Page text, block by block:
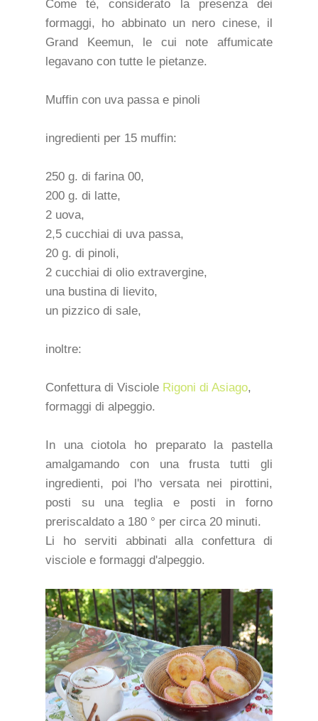
Come tè, considerato la presenza dei
formaggi, ho abbinato un nero cinese, il
Grand Keemun, le cui note affumicate
legavano con tutte le pietanze.
Muffin con uva passa e pinoli
ingredienti per 15 muffin:
250 g. di farina 00,
200 g. di latte,
2 uova,
2,5 cucchiai di uva passa,
20 g. di pinoli,
2 cucchiai di olio extravergine,
una bustina di lievito,
un pizzico di sale,
inoltre:
Confettura di Visciole Rigoni di Asiago,
formaggi di alpeggio.
In una ciotola ho preparato la pastella
amalgamando con una frusta tutti gli
ingredienti, poi l'ho versata nei pirottini,
posti su una teglia e posti in forno
preriscaldato a 180 ° per circa 20 minuti.
Li ho serviti abbinati alla confettura di
visciole e formaggi d'alpeggio.